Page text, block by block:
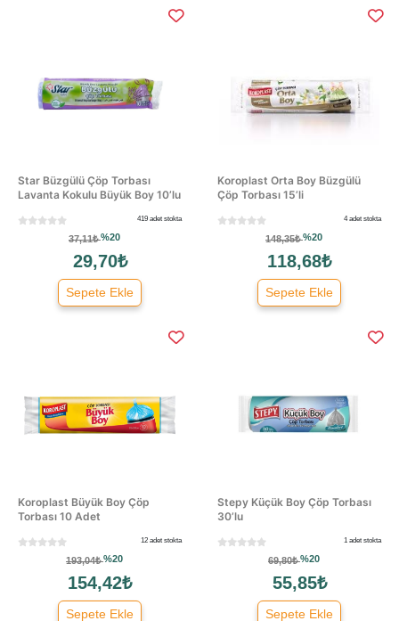
Star Büzgülü Çöp Torbası
Lavanta Kokulu Büyük Boy 10’lu
419 adet stokta
37,11₺%20
29,70₺
Sepete Ekle
Koroplast Orta Boy Büzgülü
Çöp Torbası 15’li
4 adet stokta
148,35₺%20
118,68₺
Sepete Ekle
Koroplast Büyük Boy Çöp
Torbası 10 Adet
12 adet stokta
193,04₺%20
154,42₺
Sepete Ekle
Stepy Küçük Boy Çöp Torbası
30’lu
1 adet stokta
69,80₺%20
55,85₺
Sepete Ekle